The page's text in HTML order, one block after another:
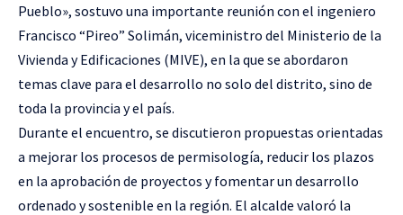
Pueblo», sostuvo una importante reunión con el ingeniero
Francisco “Pireo” Solimán, viceministro del Ministerio de la
Vivienda y Edificaciones (MIVE), en la que se abordaron
temas clave para el desarrollo no solo del distrito, sino de
toda la provincia y el país.
Durante el encuentro, se discutieron propuestas orientadas
a mejorar los procesos de permisología, reducir los plazos
en la aprobación de proyectos y fomentar un desarrollo
ordenado y sostenible en la región. El alcalde valoró la